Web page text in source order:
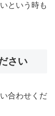
という時も
さい
合わせくだ